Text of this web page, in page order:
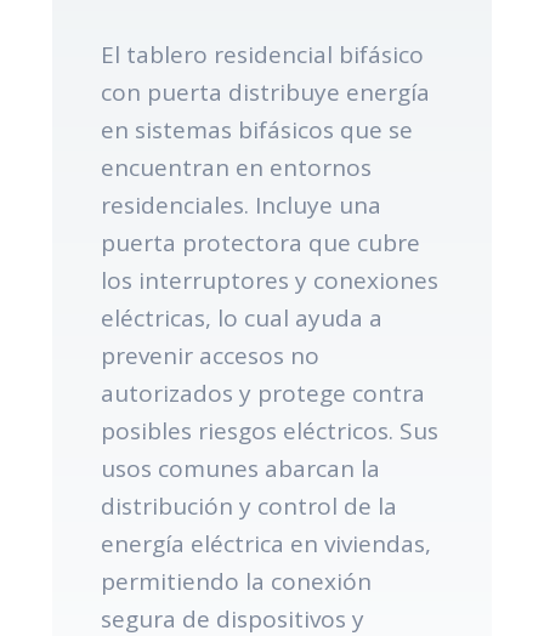
El tablero residencial bifásico
con puerta distribuye energía
en sistemas bifásicos que se
encuentran en entornos
residenciales. Incluye una
puerta protectora que cubre
los interruptores y conexiones
eléctricas, lo cual ayuda a
prevenir accesos no
autorizados y protege contra
posibles riesgos eléctricos. Sus
usos comunes abarcan la
distribución y control de la
energía eléctrica en viviendas,
permitiendo la conexión
segura de dispositivos y